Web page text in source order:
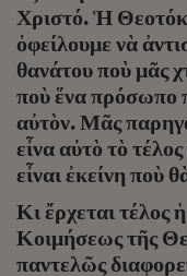
Χριστό. Ἡ
ὀφείλουμε νὰ
θανάτου ποὺ μᾶς
ποὺ ἕνα πρόσωπο
αὐτὸν. Μᾶς
εἶνα αὐτὸ τὸ
εἶναι ἐκείνη ποὺ
Κι ἔρχεται τέλος
Κοιμήσεως τῆς
παντελῶς